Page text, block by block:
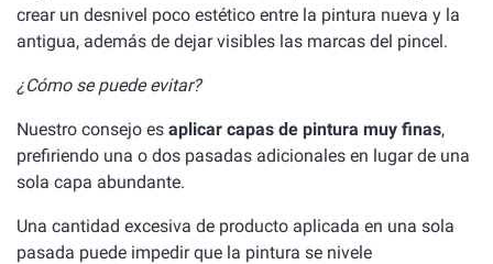
crear un desnivel poco estético entre la pintura nueva y la
antigua, además de dejar visibles las marcas del pincel.
¿Cómo se puede evitar?
Nuestro consejo es aplicar capas de pintura muy finas,
prefiriendo una o dos pasadas adicionales en lugar de una
sola capa abundante.
Una cantidad excesiva de producto aplicada en una sola
pasada puede impedir que la pintura se nivele